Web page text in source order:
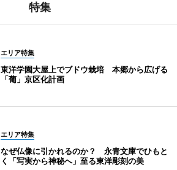
特集
エリア特集
東洋学園大屋上でブドウ栽培 本郷から広げる
「葡」京区化計画
エリア特集
なぜ仏像に引かれるのか？ 永青文庫でひもと
く「写実から神秘へ」至る東洋彫刻の美